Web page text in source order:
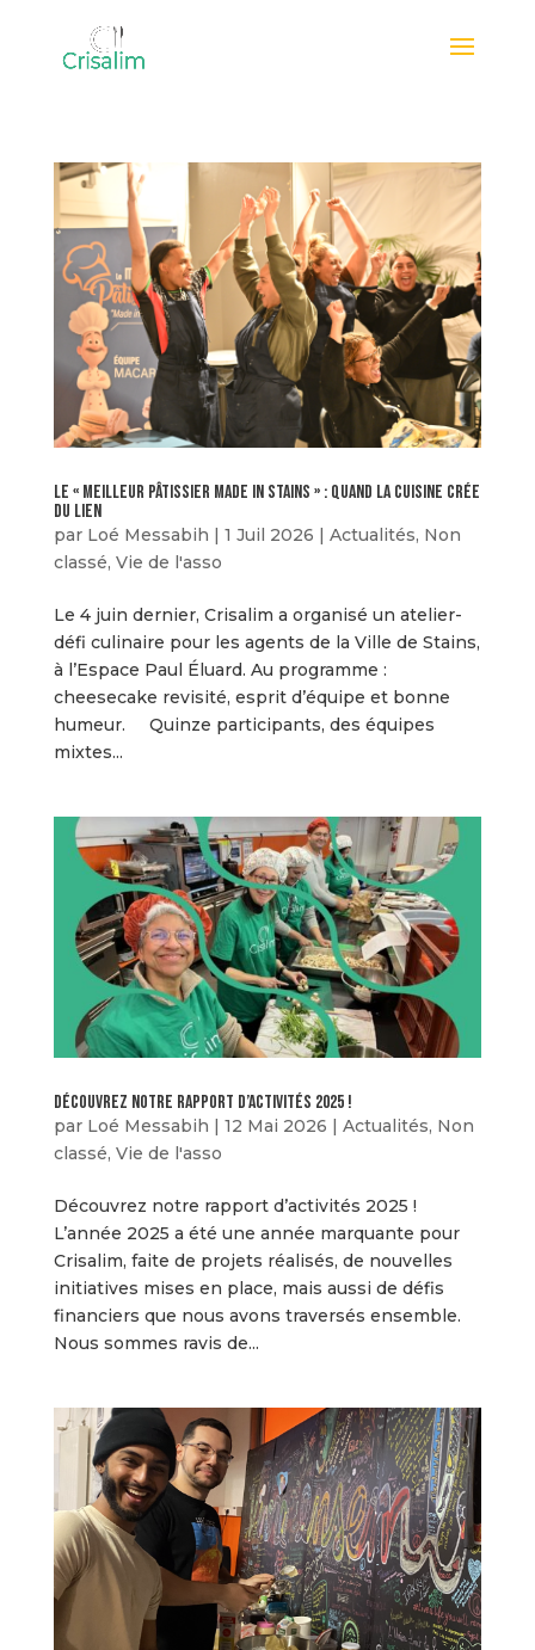
Le « Meilleur Pâtissier Made in Stains » : quand la cuisine crée
du lien
par Loé Messabih | 1 Juil 2026 | Actualités, Non
classé, Vie de l'asso
Le 4 juin dernier, Crisalim a organisé un atelier-
défi culinaire pour les agents de la Ville de Stains,
à l’Espace Paul Éluard. Au programme :
cheesecake revisité, esprit d’équipe et bonne
humeur. Quinze participants, des équipes
mixtes...
Découvrez notre rapport d’activités 2025 !
par Loé Messabih | 12 Mai 2026 | Actualités, Non
classé, Vie de l'asso
Découvrez notre rapport d’activités 2025 !
L’année 2025 a été une année marquante pour
Crisalim, faite de projets réalisés, de nouvelles
initiatives mises en place, mais aussi de défis
financiers que nous avons traversés ensemble.
Nous sommes ravis de...